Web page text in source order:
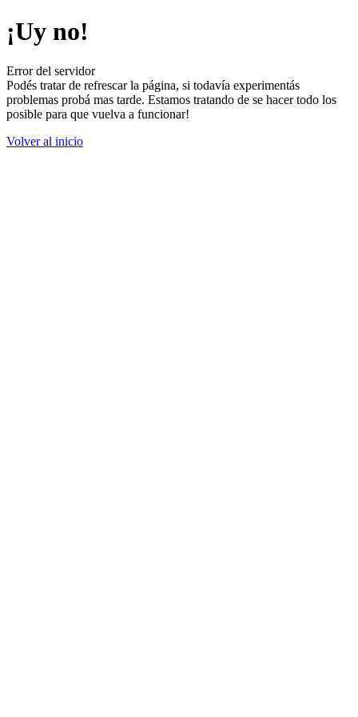
¡Uy no!
Error del servidor
Podés tratar de refrescar la página, si todavía experimentás
problemas probá mas tarde. Estamos tratando de se hacer todo los
posible para que vuelva a funcionar!
Volver al inicio